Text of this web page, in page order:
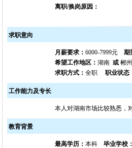
离职/换岗原因：
求职意向
月薪要求： 6000-7999元 期
希望工作地区： 湖南 或郴
求职方式： 全职 职业状态
工作能力及专长
本人对湖南市场比较熟悉，
教育背景
最高学历： 本科 毕业学校：